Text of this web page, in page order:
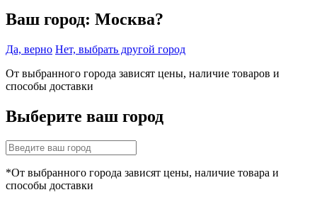
Ваш город: Москва?
Да, верно Нет, выбрать другой город
От выбранного города зависят цены, наличие товаров и
способы доставки
Выберите ваш город
*От выбранного города зависят цены, наличие товара и
способы доставки